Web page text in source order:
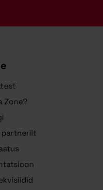
Zone?
partnerilt